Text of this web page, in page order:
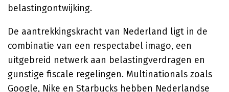
belastingontwijking.
De aantrekkingskracht van Nederland ligt in de
combinatie van een respectabel imago, een
uitgebreid netwerk aan belastingverdragen en
gunstige fiscale regelingen. Multinationals zoals
Google, Nike en Starbucks hebben Nederlandse